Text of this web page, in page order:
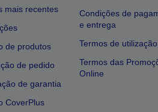
mais recentes
de produtos
de pedido
de garantia
CoverPlus
Condições de
e entrega
Termos de utilização
Termos das
Online